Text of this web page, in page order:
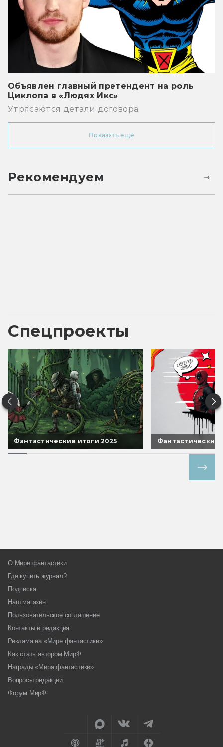
Объявлен главный претендент на роль
Циклопа в «Людях Икс»
Утрясаются детали договора.
Показать ещё
Рекомендуем
Спецпроекты
Фантастические итоги 2025 Фантастические
О Мире фантастики
Где купить журнал?
Подписка
Наш магазин
Пользовательское соглашение
Контакты и редакция
Реклама на «Мире фантастики»
Как стать автором МирФ
Награды «Мира фантастики»
Вопросы редакции
Форум МирФ